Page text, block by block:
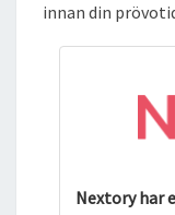
innan din
Nextory har